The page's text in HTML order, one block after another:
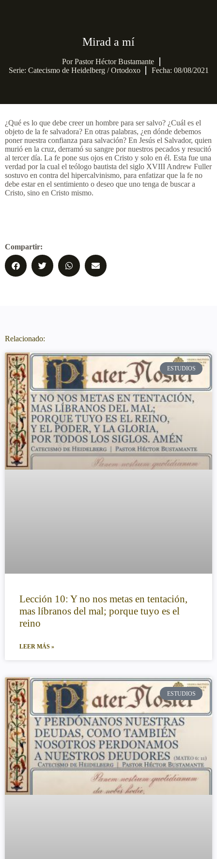
Mirad a mí
PorPastor Héctor Bustamante
Serie: Catecismo de Heidelberg / Ortodoxo Fecha: 08/08/2021
¿Qué es lo que debe creer un hombre para ser salvo? ¿Cuál es el
objeto de la fe salvadora? En otras palabras, ¿en dónde debemos
poner nuestra confianza para salvación? En Jesús el Salvador, quien
murió en la cruz, derramó su sangre por nuestros pecados y resucitó
al tercer día. La fe pone sus ojos en Cristo y solo en él. Esta fue una
verdad por la cual el teólogo bautista del siglo XVIII Andrew Fuller
sostuvo en contra del hipercalvinismo, para enfatizar que la fe no
debe estar en el sentimiento o deseo que uno tenga de buscar a
Cristo, sino en Cristo mismo.
Compartir:
Relacionado:
ESTUDIOS
Lección 10: Y no nos metas en tentación,
mas líbranos del mal; porque tuyo es el
reino
LEER MÁS »
ESTUDIOS